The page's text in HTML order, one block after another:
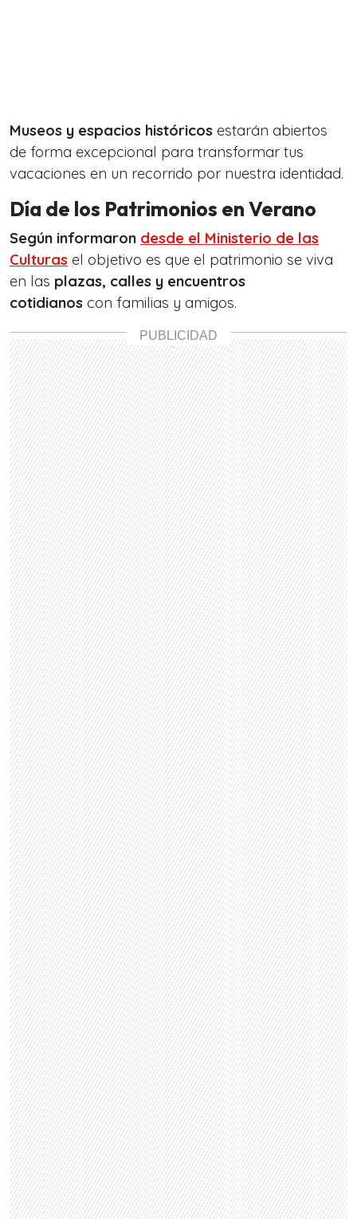
Museos y espacios históricos estarán abiertos
de forma excepcional para transformar tus
vacaciones en un recorrido por nuestra identidad.
Día de los Patrimonios en Verano
Según informaron desde el Ministerio de las
Culturas el objetivo es que el patrimonio se viva
en las plazas, calles y encuentros
cotidianos con familias y amigos.